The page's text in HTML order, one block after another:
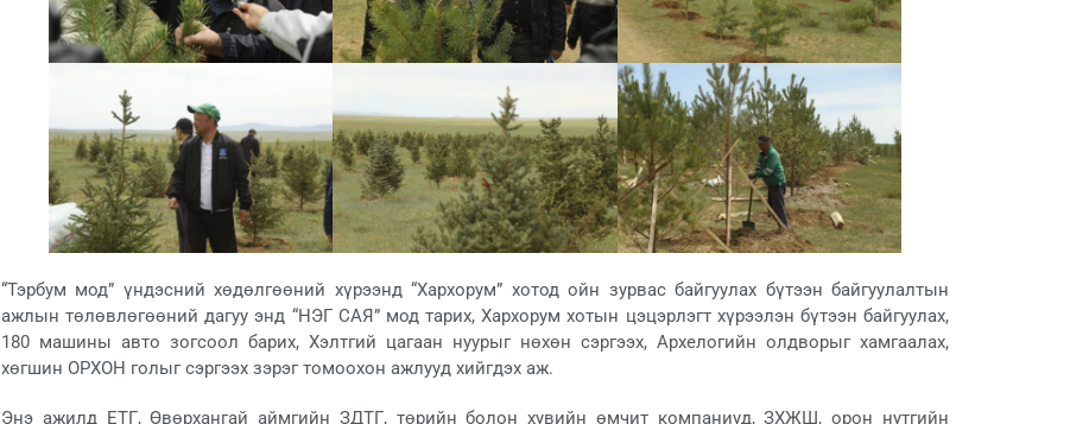
“Тэрбум мод” үндэсний хөдөлгөөний хүрээнд “Хархорум” хотод ойн зурвас байгуулах бүтээн байгуулалтын
ажлын төлөвлөгөөний дагуу энд “НЭГ САЯ” мод тарих, Хархорум хотын цэцэрлэгт хүрээлэн бүтээн байгуулах,
180 машины авто зогсоол барих, Хэлтгий цагаан нуурыг нөхөн сэргээх, Архелогийн олдворыг хамгаалах,
хөгшин ОРХОН голыг сэргээх зэрэг томоохон ажлууд хийгдэх аж.
Энэ ажилд ЕТГ, Өвөрхангай аймгийн ЗДТГ, төрийн болон хувийн өмчит компаниуд, ЗХЖШ, орон нутгийн